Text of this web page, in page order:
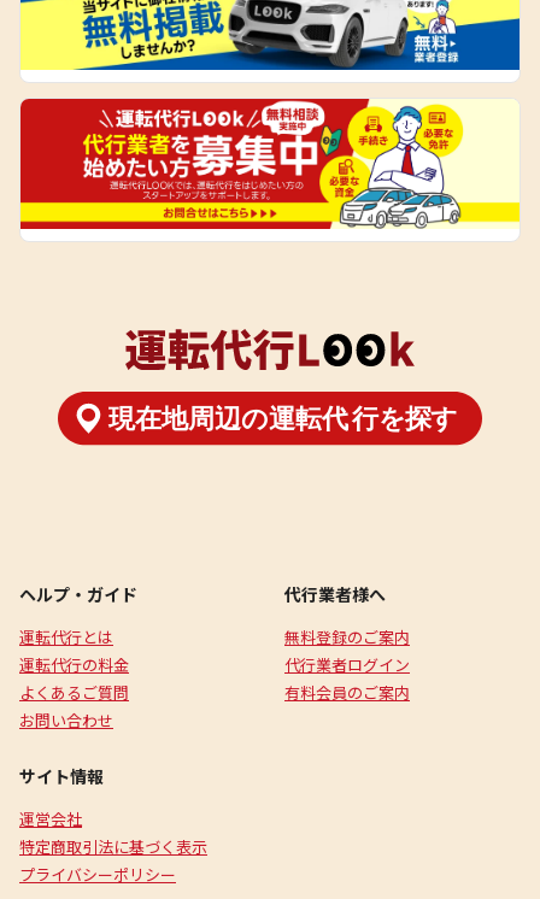
ヘルプ・ガイド
運転代行とは
運転代行の料金
よくあるご質問
お問い合わせ
代行業者様へ
無料登録のご案内
代行業者ログイン
有料会員のご案内
サイト情報
運営会社
特定商取引法に基づく表示
プライバシーポリシー